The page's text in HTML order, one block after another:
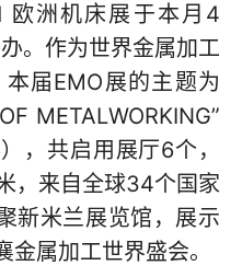
欧洲机床展于本月4
。作为世界金属加工
届EMO展的主题为
METALWORKING”
，共启用展厅6个，
，来自全球34个国家
新米兰展览馆，展示
属加工世界盛会。